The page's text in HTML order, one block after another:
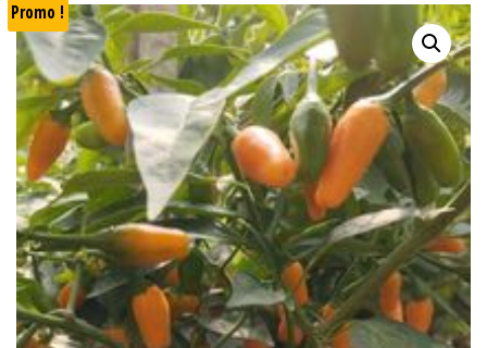
Promo !